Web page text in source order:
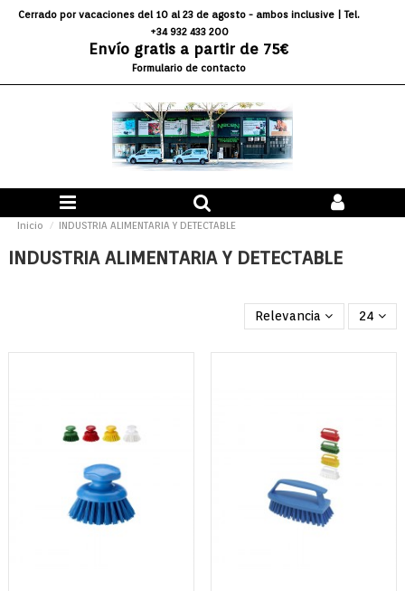
Cerrado por vacaciones del 10 al 23 de agosto - ambos inclusive | Tel.
+34 932 433 200
Envío gratis a partir de 75€
Formulario de contacto
Inicio INDUSTRIA ALIMENTARIA Y DETECTABLE
INDUSTRIA ALIMENTARIA Y DETECTABLE
Relevancia 24